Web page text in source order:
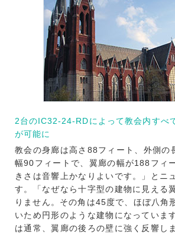
2台のIC32-24-RDによって教会内すべ
が可能に
教会の身廊は高さ88フィート、外側の
幅90フィートで、翼廊の幅が188フィ
きさは音響上かなりよいです。」とニ
す。「なぜなら十字型の建物に見える
りません。その角は45度で、ほぼ八角
いため円形のような建物になっていま
は通常、翼廊の後ろの壁に強く反響し